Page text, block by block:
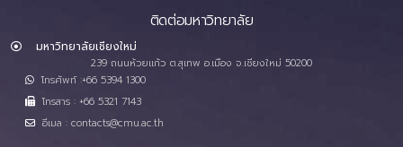
ติดต่อมหาวิทยาลัย
มหาวิทยาลัยเชียงใหม่
239 ถนนห้วยแก้ว ต.สุเทพ อ.เมือง จ.เชียงใหม่ 50200
โทรศัพท์ :+66 5394 1300
โทรสาร : +66 5321 7143
อีเมล : contacts@cmu.ac.th